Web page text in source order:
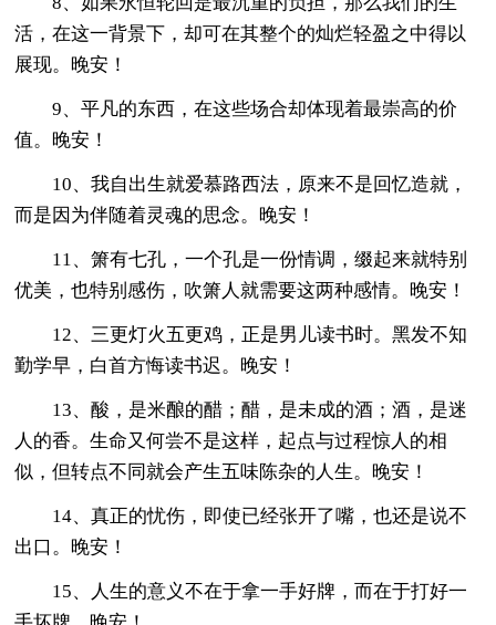
活，在这一背景下，却可在其整个的灿烂轻盈之中得以
展现。晚安！
9、平凡的东西，在这些场合却体现着最崇高的价
值。晚安！
10、我自出生就爱慕路西法，原来不是回忆造就，
而是因为伴随着灵魂的思念。晚安！
11、箫有七孔，一个孔是一份情调，缀起来就特别
优美，也特别感伤，吹箫人就需要这两种感情。晚安！
12、三更灯火五更鸡，正是男儿读书时。黑发不知
勤学早，白首方悔读书迟。晚安！
13、酸，是米酿的醋；醋，是未成的酒；酒，是迷
人的香。生命又何尝不是这样，起点与过程惊人的相
似，但转点不同就会产生五味陈杂的人生。晚安！
14、真正的忧伤，即使已经张开了嘴，也还是说不
出口。晚安！
15、人生的意义不在于拿一手好牌，而在于打好一